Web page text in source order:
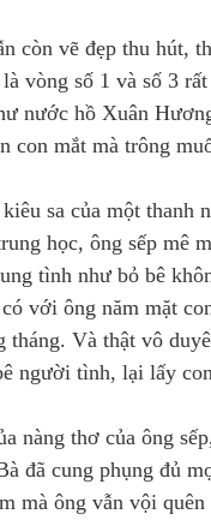
còn vẽ đẹp thu hút,
vòng số 1 và số 3
nước hồ Xuân
con mắt mà trông
sa của một thanh
học, ông sếp mê
tình như bỏ bê
với ông năm mặt
tháng. Và thật vô
người tình, lại lấy
nàng thơ của ông
đã cung phụng đủ
mà ông vẫn vội